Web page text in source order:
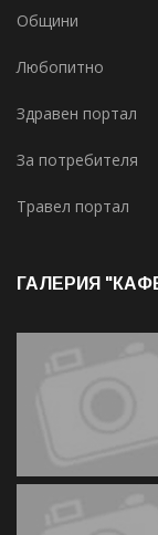
Общини
Любопитно
Здравен портал
За потребителя
Травел портал
ГАЛЕРИЯ